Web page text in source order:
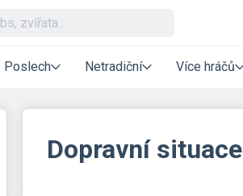
Poslech Netradiční Více hráčů
Dopravní situace